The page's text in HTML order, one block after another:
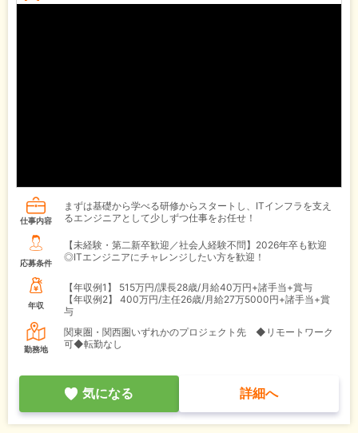
仕事内容
まずは基礎から学べる研修からスタートし、ITインフラを支え
るエンジニアとして少しずつ仕事をお任せ！
応募条件
【未経験・第二新卒歓迎／社会人経験不問】2026年卒も歓迎
◎ITエンジニアにチャレンジしたい方を歓迎！
年収
【年収例1】
515万円/課長28歳/月給40万円+諸手当+賞与
【年収例2】
400万円/主任26歳/月給27万5000円+諸手当+賞
与
勤務地
関東圏・関西圏いずれかのプロジェクト先 ◆リモートワーク
可◆転勤なし
気になる 詳細へ